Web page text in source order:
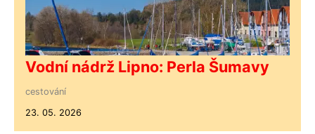
Vodní nádrž Lipno: Perla Šumavy
cestování
23. 05. 2026